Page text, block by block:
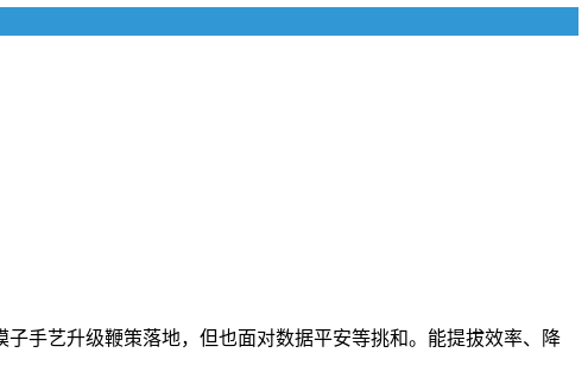
手艺升级鞭策落地，但也面对数据平安等挑和。能提拔效率、降